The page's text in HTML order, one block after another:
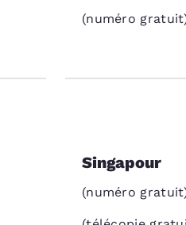
(numéro
Singapour
(numéro